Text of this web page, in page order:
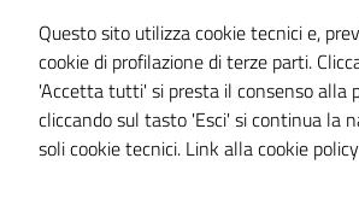
Cookie Policy
Note legali
Dichiarazione di accessibilità
Piano di miglioramento del sito
Questo sito utilizza cookie tecnici e,
cookie di profilazione di terze parti.
'Accetta tutti' si presta il consenso alla
cliccando sul tasto 'Esci' si continua la
soli cookie tecnici. Link alla cookie policy